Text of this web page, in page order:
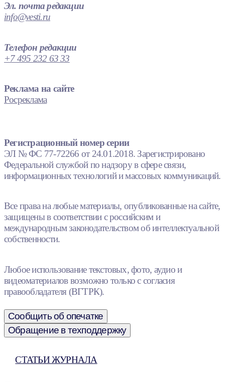
Эл. почта редакции
info@vesti.ru
Телефон редакции
+7 495 232 63 33
Реклама на сайте
Росреклама
Регистрационный номер серии
ЭЛ № ФС 77-72266 от 24.01.2018. Зарегистрировано
Федеральной службой по надзору в сфере связи,
информационных технологий и массовых коммуникаций.
Все права на любые материалы, опубликованные на сайте,
защищены в соответствии с российским и
международным законодательством об интеллектуальной
собственности.
Любое использование текстовых, фото, аудио и
видеоматериалов возможно только с согласия
правообладателя (ВГТРК).
Сообщить об опечатке
Обращение в техподдержку
СТАТЬИ ЖУРНАЛА